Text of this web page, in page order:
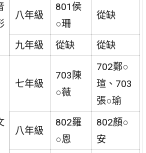
八年級
801侯
○珊
從缺
九年級 從缺 從缺
七年級
703陳
○薇
702鄭○
瑄、703
張○瑜
八年級
802羅
○恩
802顏○
安